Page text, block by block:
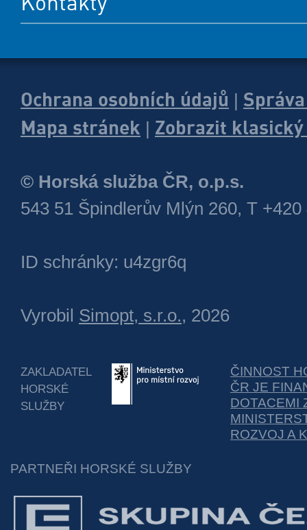
Ochrana osobních údajů
Mapa stránek
Zobrazit
© Horská služba ČR, o.p.s.
543 51 Špindlerův Mlýn 260, T +420
ID schránky: u4zgr6q
Vyrobil Simopt, s.r.o., 2026
ZAKLADATEL
HORSKÉ
SLUŽBY
ČINNOST
ČR JE
DOTACEMI
ROZVOJ A
PARTNEŘI HORSKÉ SLUŽBY